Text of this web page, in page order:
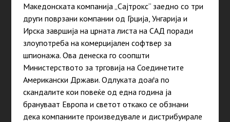
Македонската компанија „Сајтрокс“ заедно со три
други поврзани компании од Грција, Унгарија и
Ирска завршија на црната листа на САД поради
злоупотреба на комерцијален софтвер за
шпионажа. Ова денеска го соопшти
Министерството за трговија на Соединетите
Американски Држави. Одлуката доаѓа по
скандалите кои повеќе од една година ја
брануваат Европа и светот откако се обзнани
дека компаниите произведувале и дистрибуирале